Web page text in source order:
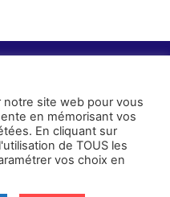
site web pour vous
en mémorisant vos
En cliquant sur
de TOUS les
vos choix en